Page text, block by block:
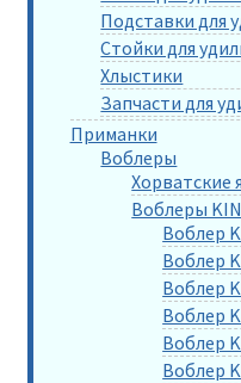
Подставки для
Стойки для
Хлыстики
Запчасти для
Приманки
Воблеры
Хорватские
Воблеры
Воблер
Воблер
Воблер
Воблер
Воблер
Воблер